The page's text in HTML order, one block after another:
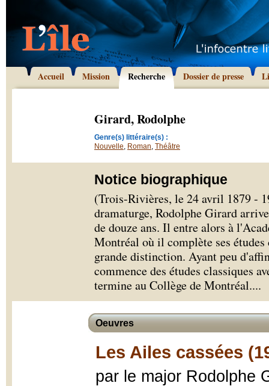
Accueil Mission Recherche Dossier de presse
Girard, Rodolphe
Genre(s) littéraire(s) :
Nouvelle, Roman, Théâtre
Notice biographique
(Trois-Rivières, le 24 avril 1879 -
dramaturge, Rodolphe Girard
de douze ans. Il entre alors à
Montréal où il complète ses
grande distinction. Ayant peu
commence des études classiques
termine au Collège de Montréal....
Oeuvres
Les Ailes cassées
par le major Rodolphe